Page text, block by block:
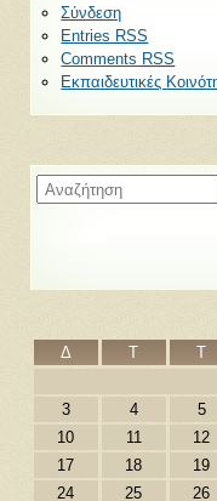
Σύνδεση
Entries RSS
Comments RSS
Εκπαιδευτικές
Δ
Τ Τ
3
4 5
10
11 12
17
18 19
24
25 26